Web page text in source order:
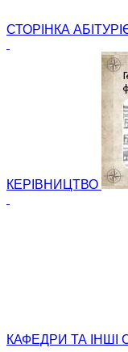
СТОРІНКА
КЕРІВНИЦТВО
КАФЕДРИ ТА ІНШІ